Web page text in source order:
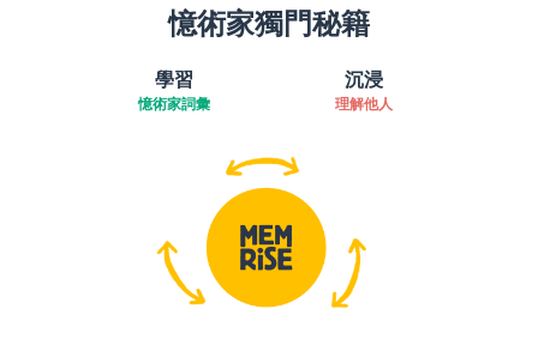
憶術家獨門秘籍
學習
憶術家詞彙
沉浸
理解他人